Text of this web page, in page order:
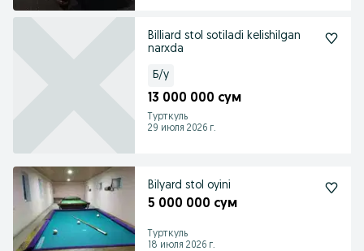
Billiard stol sotiladi kelishilgan
narxda
Б/у
13 000 000 сум
Турткуль
29 июля 2026 г.
Bilyard stol oyini
5 000 000 сум
Турткуль
18 июля 2026 г.